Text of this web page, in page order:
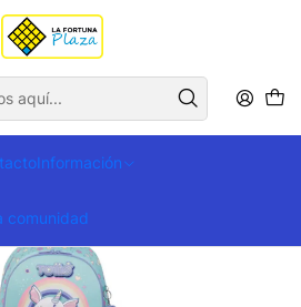
Información
comunidad
compras superiores a $ 400.000
Morral Rue Bomper Draggy S